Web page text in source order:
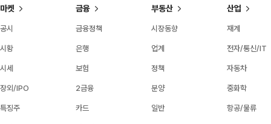
마켓
공시
시황
시세
장외/IPO
특징주
금융
금융정책
은행
보험
2금융
카드
부동산
시장동향
업계
정책
분양
일반
산업
재계
전자/통신/IT
자동차
중화학
항공/물류